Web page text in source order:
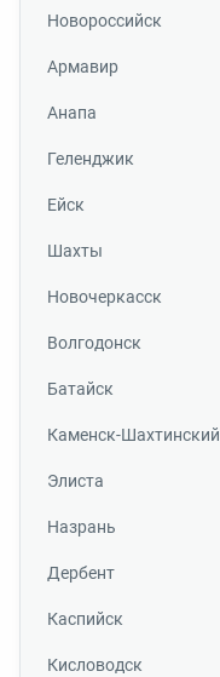
Новороссийск
Армавир
Анапа
Геленджик
Ейск
Шахты
Новочеркасск
Волгодонск
Батайск
Каменск-Шахтинский
Элиста
Назрань
Дербент
Каспийск
Кисловодск